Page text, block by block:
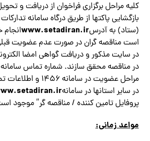
کلیه مراحل برگزاری فراخوان از دریافت و
بازگشایی پاکت­ها از طریق درگاه سامانه
(ستاد) به آدرسwww.setadiran.ir
است مناقصه گران در صورت عدم عضويت
در سايت مذكور و دريافت گواهي امضا
در مناقصه محقق سازند. شماره تماس
مراحل عضويت در
در ساير استانها در سامانه
پروفايل تامين كننده / مناقصه گر” موجود
مواعد زمانی: